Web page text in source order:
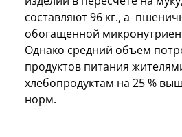
составляют 96 кг., а
обогащенной
Однако средний объем
продуктов питания
хлебопродуктам на 25 %
норм.